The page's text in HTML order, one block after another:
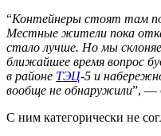
“Контейнеры стоят там
Местные жители пока
стало лучше. Но мы
ближайшее время вопрос
в районе ТЭЦ-5 и
вообще не обнаружили”, —
С ним категорически не